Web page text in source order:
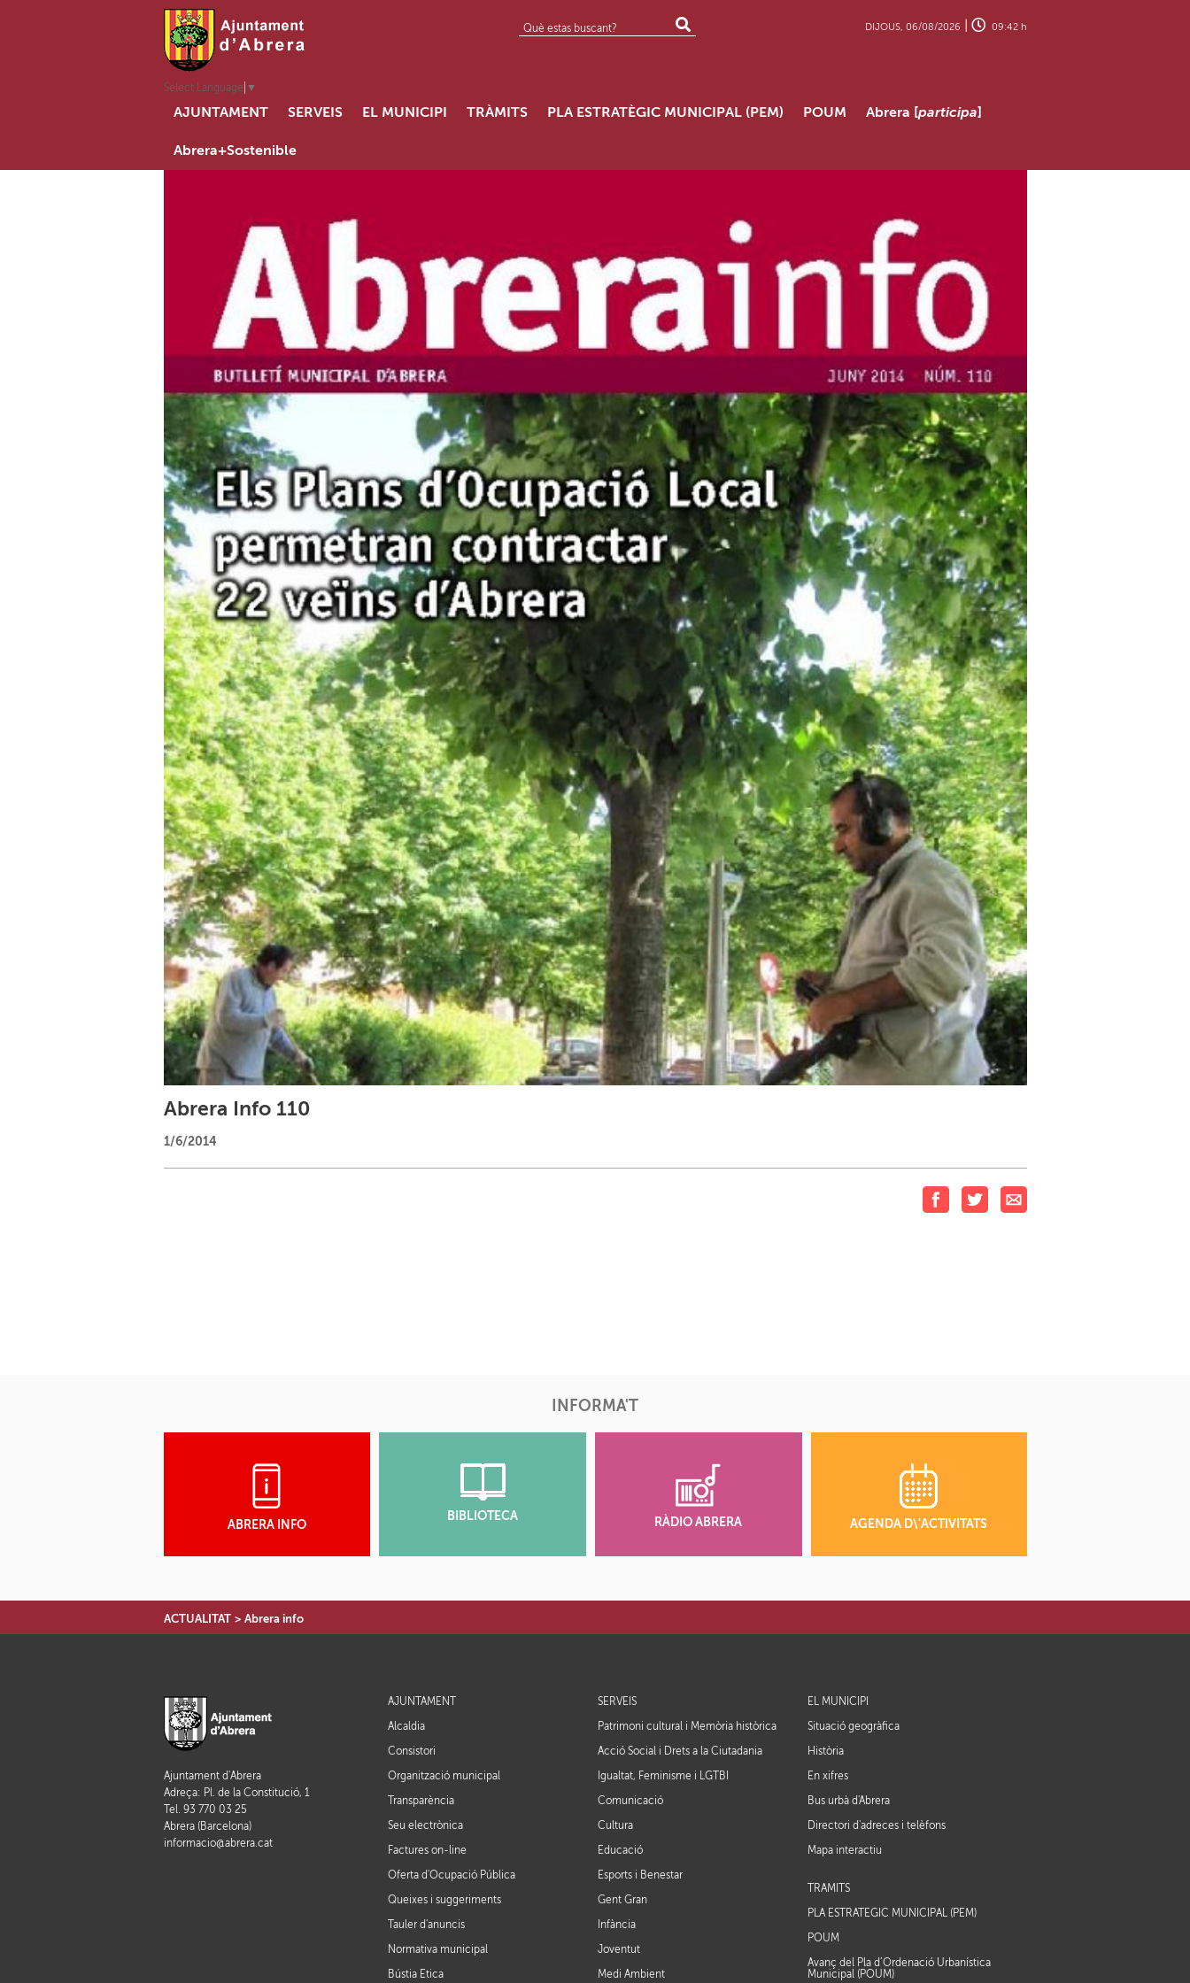
Select Language ▼
DIJOUS, 06/08/2026 | 09:42 h
AJUNTAMENT SERVEIS EL MUNICIPI TRÀMITS PLA ESTRATÈGIC MUNICIPAL (PEM) POUM Abrera [participa]
Abrera+Sostenible
Abrera Info 110
1/6/2014
INFORMA'T
ABRERA INFO
BIBLIOTECA RÀDIO ABRERA AGENDA D\'ACTIVITATS
ACTUALITAT > Abrera info
Ajuntament d'Abrera
Adreça: Pl. de la Constitució, 1
Tel. 93 770 03 25
Abrera (Barcelona)
informacio@abrera.cat
AJUNTAMENT
Alcaldia
Consistori
Organització municipal
Transparència
Seu electrònica
Factures on-line
Oferta d'Ocupació Pública
Queixes i suggeriments
Tauler d'anuncis
Normativa municipal
Bústia Ètica
SERVEIS
Patrimoni cultural i Memòria històrica
Acció Social i Drets a la Ciutadania
Igualtat, Feminisme i LGTBI
Comunicació
Cultura
Educació
Esports i Benestar
Gent Gran
Infància
Joventut
Medi Ambient
EL MUNICIPI
Situació geogràfica
Història
En xifres
Bus urbà d'Abrera
Directori d'adreces i telèfons
Mapa interactiu
TRÀMITS
PLA ESTRATÈGIC MUNICIPAL (PEM)
POUM
Avanç del Pla d’Ordenació Urbanística
Municipal (POUM)